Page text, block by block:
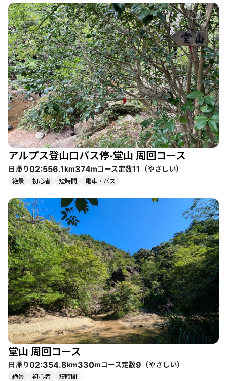
は、緊張感と楽しさを同時に提供してくれます。 登山口は田上公
園から始まり、舗装された道を歩いてアクセスできます。途中に
は鎧堰堤などの歴史的な構造物もあり、自然と歴史を感じながら
の登山が楽しめます。特に春にはアセビの花が咲き、景観を一層
華やかに彩ります。山頂からは琵琶湖の美しい眺望が広がり、晴
れた日にはその景色に心が癒されることでしょう。 コースは整備
されているものの、滑りやすい岩場や渡渉が多いため、初心者に
は少し難易度が高いかもしれません。特に、最後の登りは急勾配
で、ロープを使う場面もありますので、注意が必要です。子供連
れや初心者には、十分な準備と注意が求められます。 また、周辺
には温泉や美味しいグルメスポットも点在しており、登山後の楽
しみも豊富です。特に、下山後には地元のイタリアンカフェでの
ランチが人気で、登山の疲れを癒すのにぴったりです。 季節ごと
に異なる魅力を持つ堂山は、何度訪れても新たな発見がある場所
です。特に、春の花々や秋の紅葉の時期には、さらに美しい景色
が楽しめます。登山者同士の交流もあり、賑やかな雰囲気の中で
の山行は、心に残る思い出となるでしょう。
アルプス登山口バス停-堂山 周回コース
日帰り02:556.1km374mコース定数11 （やさしい）
絶景 初心者 短時間 電車・バス
堂山 周回コース
日帰り02:354.8km330mコース定数9 （やさしい）
絶景 初心者 短時間